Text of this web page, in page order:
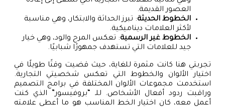
العصور القديمة.
الخطوط الحديثة: تبرز الحداثة والابتكار، وهي مناسبة
لأكثر العلامات ديناميكية.
الخطوط غير الرسمية: تعكس المرح والود، وهي خيار
جيد للعلامات التي تستهدف جمهورًا شبابيًا.
تجربتي هنا كانت مثمرة للغاية، حيث قضيت وقتًا طويلًا في
اختيار الألوان والخطوط التي تعكس شخصيتي التجارية.
استخدمت مجموعات الألوان المختلفة في برامج التصميم
وراقبت ردود أفعال الأشخاص. للـ “بروفيسور” الذي كنت
أعمل معه، كان اختيار الخط المناسب هو ما أعطى علامته